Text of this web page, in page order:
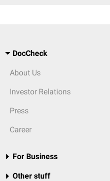
DocCheck
About Us
Investor Relations
Press
Career
For Business
Other stuff